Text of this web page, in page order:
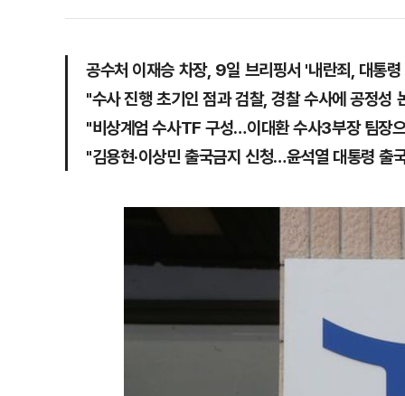
공수처 이재승 차장, 9일 브리핑서 '내란죄, 대통
"수사 진행 초기인 점과 검찰, 경찰 수사에 공정성
"비상계엄 수사TF 구성…이대환 수사3부장 팀장
"김용현·이상민 출국금지 신청…윤석열 대통령 출